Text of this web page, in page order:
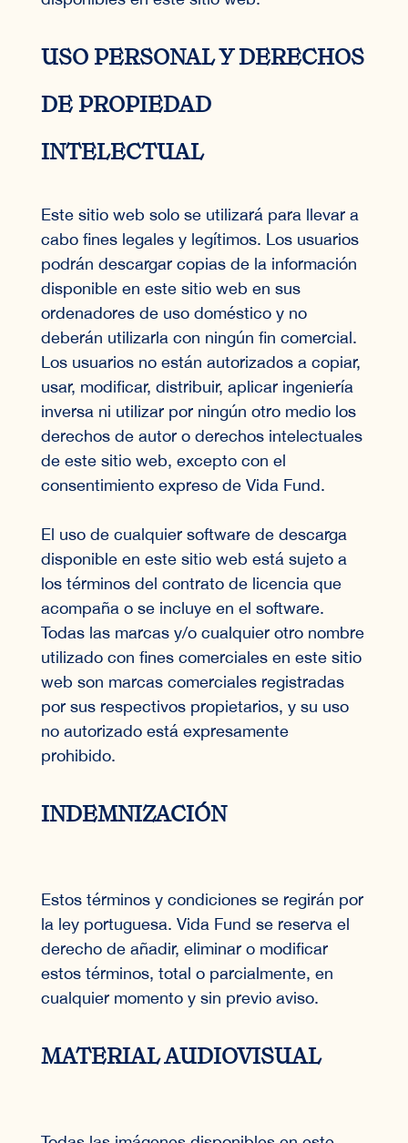
USO PERSONAL Y DERECHOS
DE PROPIEDAD
INTELECTUAL
Este sitio web solo se utilizará para llevar a
cabo fines legales y legítimos. Los usuarios
podrán descargar copias de la información
disponible en este sitio web en sus
ordenadores de uso doméstico y no
deberán utilizarla con ningún fin comercial.
Los usuarios no están autorizados a copiar,
usar, modificar, distribuir, aplicar ingeniería
inversa ni utilizar por ningún otro medio los
derechos de autor o derechos intelectuales
de este sitio web, excepto con el
consentimiento expreso de Vida Fund.
El uso de cualquier software de descarga
disponible en este sitio web está sujeto a
los términos del contrato de licencia que
acompaña o se incluye en el software.
Todas las marcas y/o cualquier otro nombre
utilizado con fines comerciales en este sitio
web son marcas comerciales registradas
por sus respectivos propietarios, y su uso
no autorizado está expresamente
prohibido.
INDEMNIZACIÓN
Estos términos y condiciones se regirán por
la ley portuguesa. Vida Fund se reserva el
derecho de añadir, eliminar o modificar
estos términos, total o parcialmente, en
cualquier momento y sin previo aviso.
MATERIAL AUDIOVISUAL